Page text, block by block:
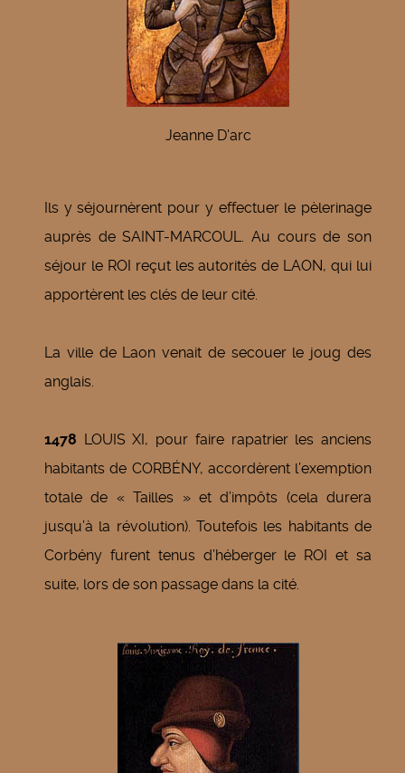
Jeanne D'arc
Ils y séjournèrent pour y effectuer le pèlerinage
auprès de SAINT-MARCOUL. Au cours de son
séjour le ROI reçut les autorités de LAON, qui lui
apportèrent les clés de leur cité.
La ville de Laon venait de secouer le joug des
anglais.
1478 LOUIS XI, pour faire rapatrier les anciens
habitants de CORBÉNY, accordèrent l’exemption
totale de « Tailles » et d’impôts (cela durera
jusqu’à la révolution). Toutefois les habitants de
Corbény furent tenus d’héberger le ROI et sa
suite, lors de son passage dans la cité.